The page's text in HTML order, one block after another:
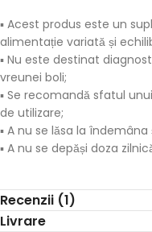
▪ Acest produs este un
alimentație variată și
▪ Nu este destinat
vreunei boli;
▪ Se recomandă sfatul
de utilizare;
▪ A nu se lăsa la
▪ A nu se depăși doza
Recenzii (1)
Livrare